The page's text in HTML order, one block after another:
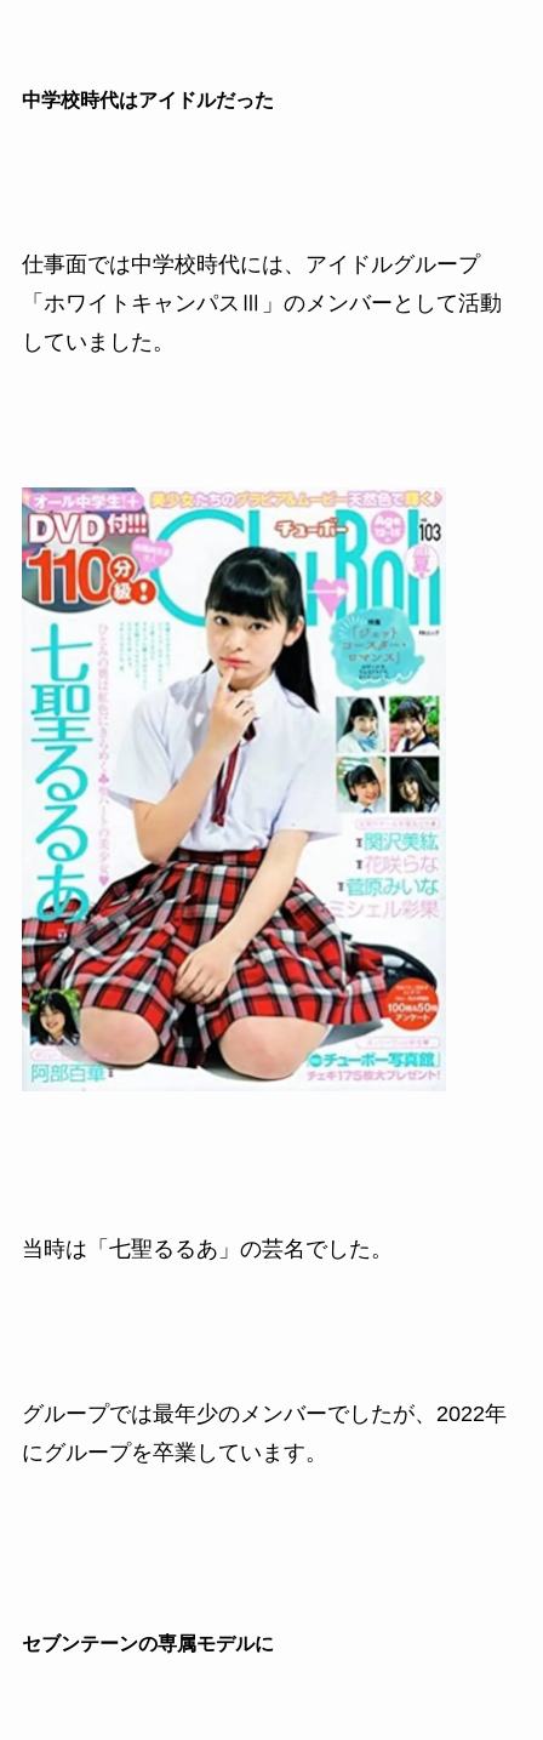
中学校時代はアイドルだった
仕事面では中学校時代には、アイドルグループ
「ホワイトキャンパスⅢ」のメンバーとして活動
していました。
当時は「七聖るるあ」の芸名でした。
グループでは最年少のメンバーでしたが、2022年
にグループを卒業しています。
セブンテーンの専属モデルに